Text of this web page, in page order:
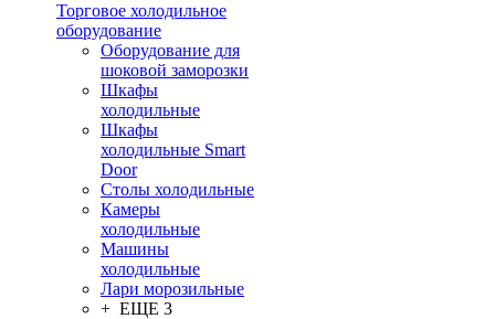
Торговое холодильное
оборудование
Оборудование для
шоковой заморозки
Шкафы
холодильные
Шкафы
холодильные Smart
Door
Столы холодильные
Камеры
холодильные
Машины
холодильные
Лари морозильные
+ ЕЩЕ 3